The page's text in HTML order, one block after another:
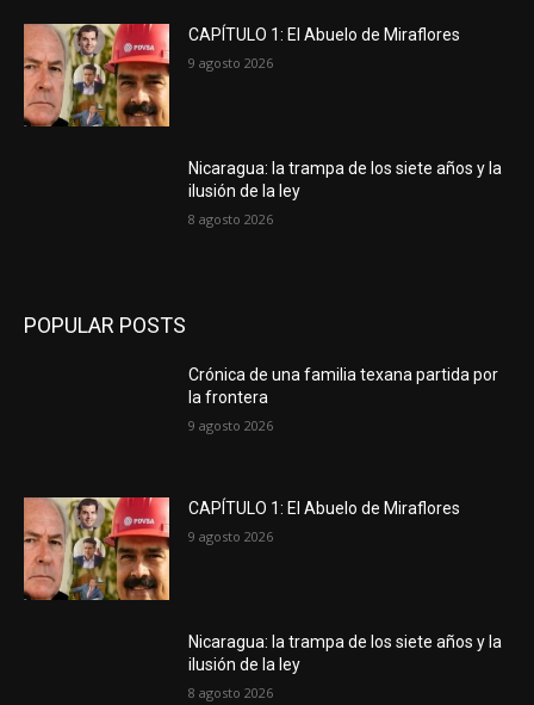
CAPÍTULO 1: El Abuelo de Miraflores
9 agosto 2026
Nicaragua: la trampa de los siete años y la
ilusión de la ley
8 agosto 2026
POPULAR POSTS
Crónica de una familia texana partida por
la frontera
9 agosto 2026
CAPÍTULO 1: El Abuelo de Miraflores
9 agosto 2026
Nicaragua: la trampa de los siete años y la
ilusión de la ley
8 agosto 2026